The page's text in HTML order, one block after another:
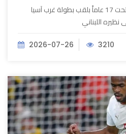
توج منتخب سوريا بكرة القدم تحت 17 عاماً بلقب بطولة غرب آسيا
اللبناني
2026-07-26 3210